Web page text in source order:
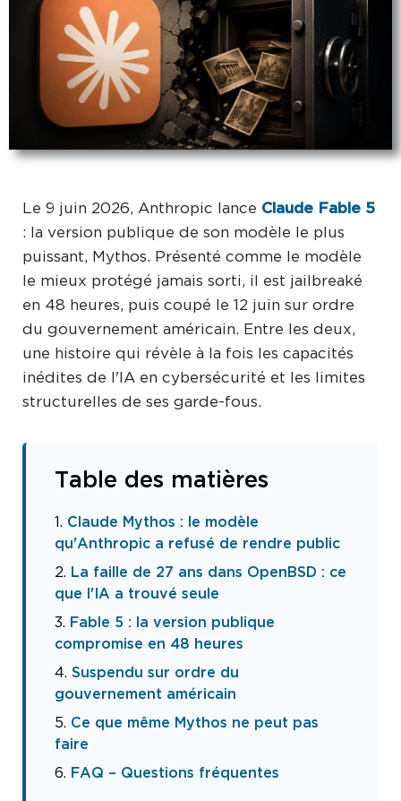
Le 9 juin 2026, Anthropic lance Claude Fable 5
: la version publique de son modèle le plus
puissant, Mythos. Présenté comme le modèle
le mieux protégé jamais sorti, il est jailbreaké
en 48 heures, puis coupé le 12 juin sur ordre
du gouvernement américain. Entre les deux,
une histoire qui révèle à la fois les capacités
inédites de l'IA en cybersécurité et les limites
structurelles de ses garde-fous.
Table des matières
Claude Mythos : le modèle
qu'Anthropic a refusé de rendre public
La faille de 27 ans dans OpenBSD : ce
que l'IA a trouvé seule
Fable 5 : la version publique
compromise en 48 heures
Suspendu sur ordre du
gouvernement américain
Ce que même Mythos ne peut pas
faire
FAQ – Questions fréquentes